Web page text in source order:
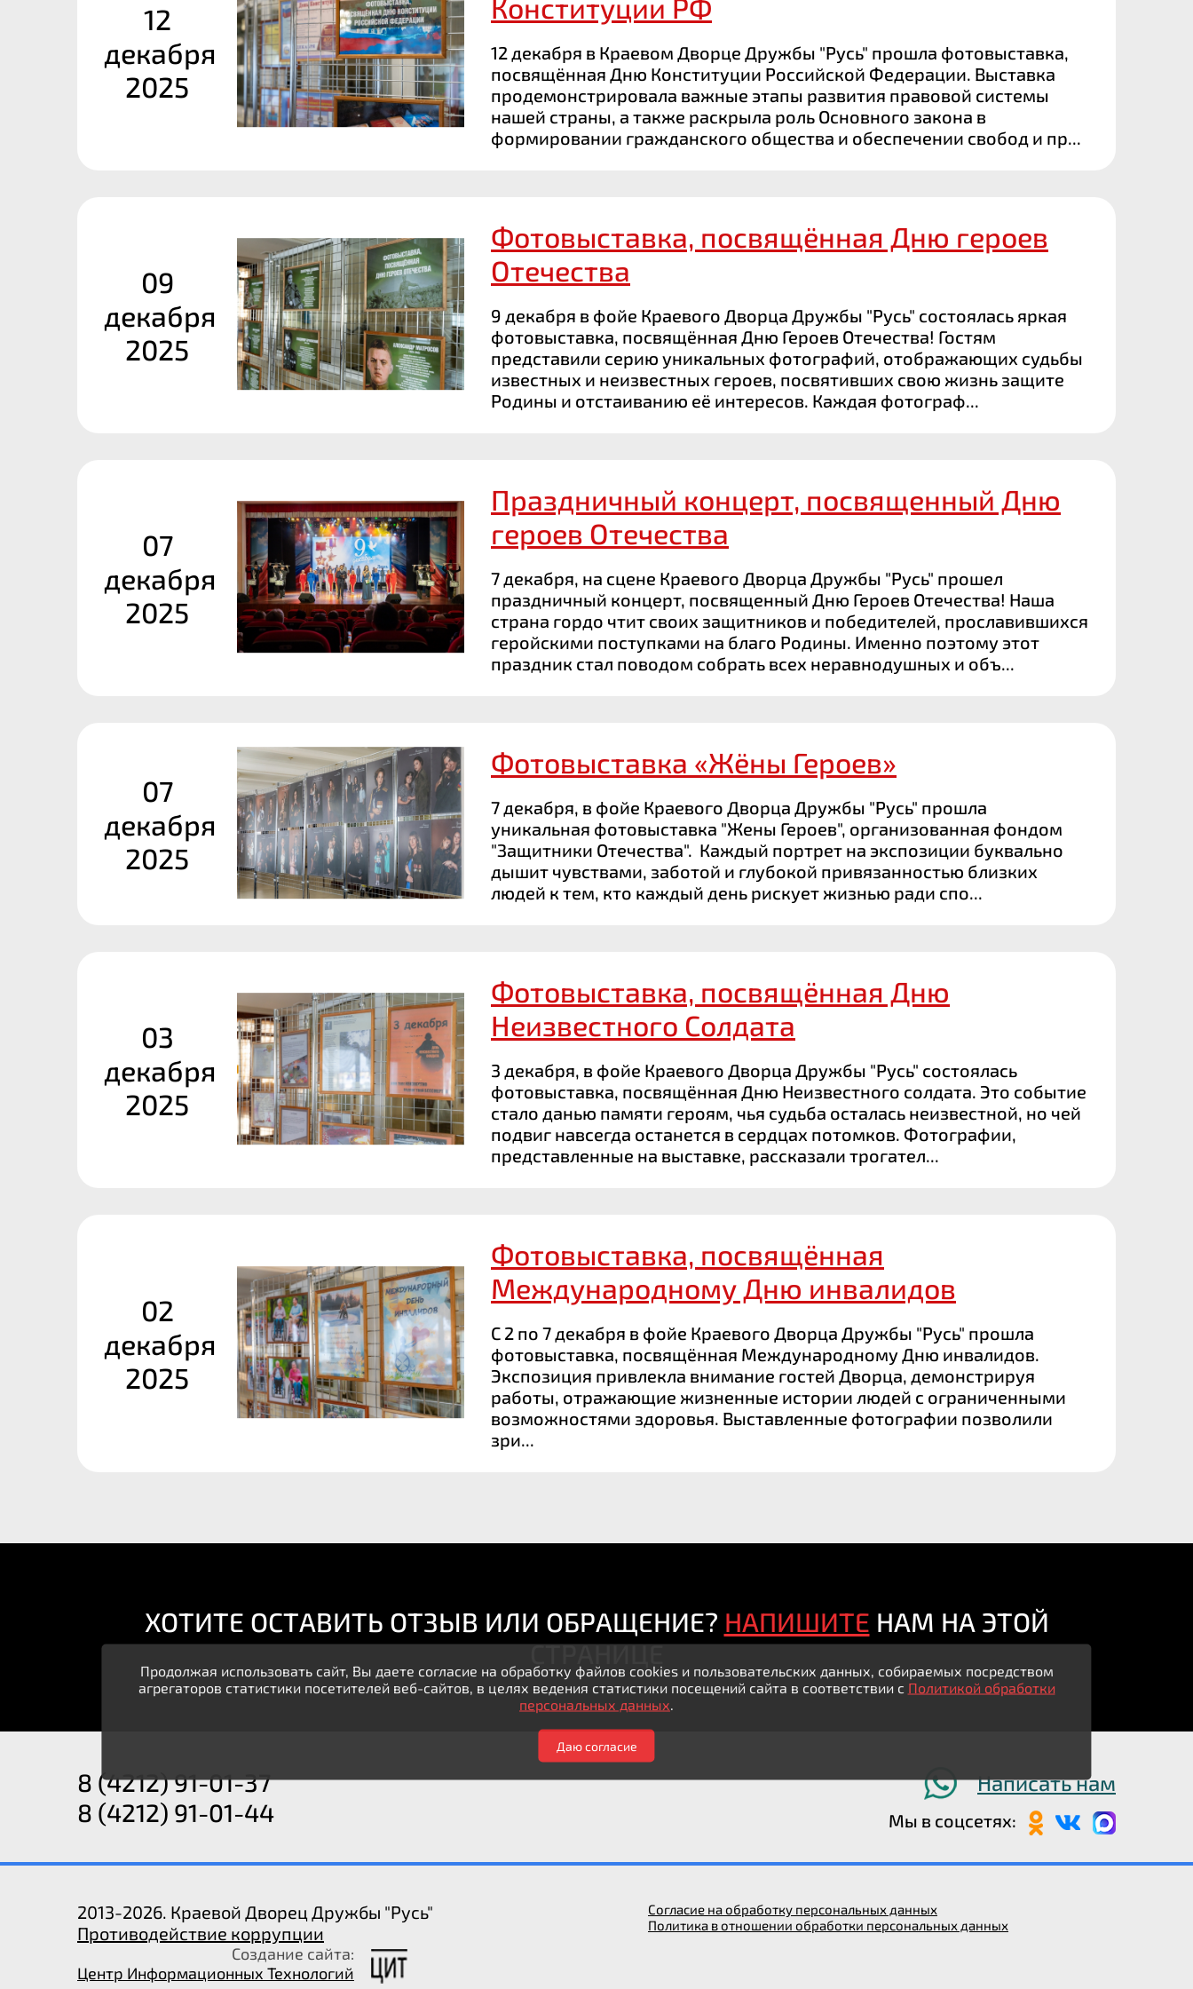
12
декабря
2025
Конституции РФ
12 декабря в Краевом Дворце Дружбы "Русь" прошла фотовыставка,
посвящённая Дню Конституции Российской Федерации. Выставка
продемонстрировала важные этапы развития правовой системы
нашей страны, а также раскрыла роль Основного закона в
формировании гражданского общества и обеспечении свобод и пр...
09
декабря
2025
Фотовыставка, посвящённая Дню героев
Отечества
9 декабря в фойе Краевого Дворца Дружбы "Русь" состоялась яркая
фотовыставка, посвящённая Дню Героев Отечества! Гостям
представили серию уникальных фотографий, отображающих судьбы
известных и неизвестных героев, посвятивших свою жизнь защите
Родины и отстаиванию её интересов. Каждая фотограф...
07
декабря
2025
Праздничный концерт, посвященный Дню
героев Отечества
7 декабря, на сцене Краевого Дворца Дружбы "Русь" прошел
праздничный концерт, посвященный Дню Героев Отечества! Наша
страна гордо чтит своих защитников и победителей, прославившихся
геройскими поступками на благо Родины. Именно поэтому этот
праздник стал поводом собрать всех неравнодушных и объ...
07
декабря
2025
Фотовыставка «Жёны Героев»
7 декабря, в фойе Краевого Дворца Дружбы "Русь" прошла
уникальная фотовыставка "Жены Героев", организованная фондом
"Защитники Отечества". Каждый портрет на экспозиции буквально
дышит чувствами, заботой и глубокой привязанностью близких
людей к тем, кто каждый день рискует жизнью ради спо...
03
декабря
2025
Фотовыставка, посвящённая Дню
Неизвестного Солдата
3 декабря, в фойе Краевого Дворца Дружбы "Русь" состоялась
фотовыставка, посвящённая Дню Неизвестного солдата. Это событие
стало данью памяти героям, чья судьба осталась неизвестной, но чей
подвиг навсегда останется в сердцах потомков. Фотографии,
представленные на выставке, рассказали трогател...
02
декабря
2025
Фотовыставка, посвящённая
Международному Дню инвалидов
С 2 по 7 декабря в фойе Краевого Дворца Дружбы "Русь" прошла
фотовыставка, посвящённая Международному Дню инвалидов.
Экспозиция привлекла внимание гостей Дворца, демонстрируя
работы, отражающие жизненные истории людей с ограниченными
возможностями здоровья. Выставленные фотографии позволили
зри...
ХОТИТЕ ОСТАВИТЬ ОТЗЫВ ИЛИ ОБРАЩЕНИЕ? НАПИШИТЕ НАМ НА ЭТОЙ
СТРАНИЦЕ
8 (4212) 91-01-37
8 (4212) 91-01-44
Написать нам
Мы в соцсетях:
2013-2026. Краевой Дворец Дружбы "Русь"
Противодействие коррупции
Согласие на обработку персональных данных
Политика в отношении обработки персональных данных
Создание сайта:
Центр Информационных Технологий
Продолжая использовать сайт, Вы даете согласие на обработку файлов cookies и пользовательских данных, собираемых посредством
агрегаторов статистики посетителей веб-сайтов, в целях ведения статистики посещений сайта в соответствии с Политикой обработки
персональных данных
Даю согласие